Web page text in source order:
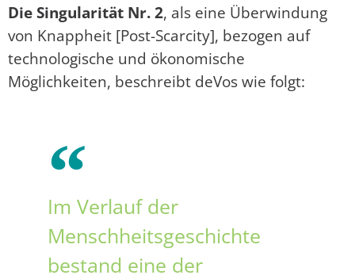
Die Singularität Nr. 2, als eine Überwindung
von Knappheit [Post-Scarcity], bezogen auf
technologische und ökonomische
Möglichkeiten, beschreibt deVos wie folgt:
Im Verlauf der
Menschheitsgeschichte
bestand eine der